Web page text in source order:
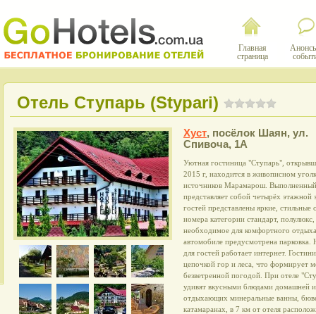
Главная
страница
Отель Ступарь (Stypari)
Хуст, посёлок Шаян, ул.
Спивоча, 1А
Уютная гостиница "Ступарь",
2015 г, находится в живописном
источников Марамарош. Выполненный
представляет собой четырёх
гостей представлены яркие,
номера категории стандарт,
необходимое для комфортного
автомобиле предусмотрена
для гостей работает интернет.
цепочкой гор и леса, что формирует
безветренной погодой. При отеле
удивят вкусными блюдами домашней
отдыхающих минеральные ванны,
катамаранах, в 7 км от отеля